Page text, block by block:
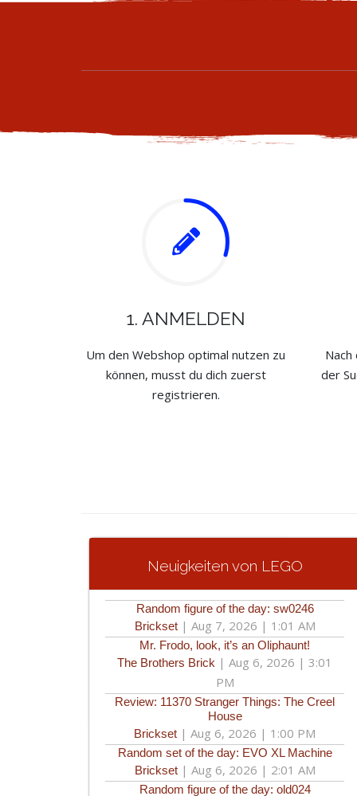
1. ANMELDEN
Um den Webshop optimal nutzen zu
können, musst du dich zuerst
registrieren.
der
Neuigkeiten von LEGO
Random figure of the day: sw0246
Brickset | Aug 7, 2026 | 1:01 AM
Mr. Frodo, look, it’s an Oliphaunt!
The Brothers Brick | Aug 6, 2026 | 3:01
PM
Review: 11370 Stranger Things: The Creel
House
Brickset | Aug 6, 2026 | 1:00 PM
Random set of the day: EVO XL Machine
Brickset | Aug 6, 2026 | 2:01 AM
Random figure of the day: old024